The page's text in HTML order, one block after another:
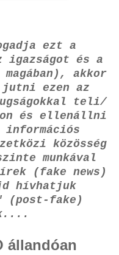
ezt a
igazságot és a
akkor
ezen az
teli/
és ellenállni
közösség
munkával
(fake news)
hívhatjuk
(post-fake)
állandóan